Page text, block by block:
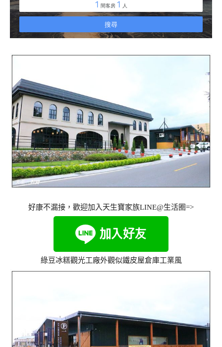
好康不漏接，歡迎加入天生寶家族LINE@生活圈=>
綠豆冰糕觀光工廠外觀似鐵皮屋倉庫工業風